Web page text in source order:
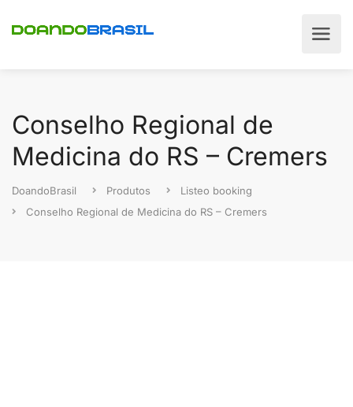
Conselho Regional de
Medicina do RS – Cremers
DoandoBrasil Produtos
Listeo booking
Conselho Regional de Medicina do RS – Cremers